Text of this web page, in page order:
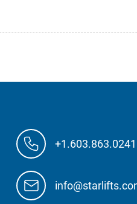
+1.603.863.0241